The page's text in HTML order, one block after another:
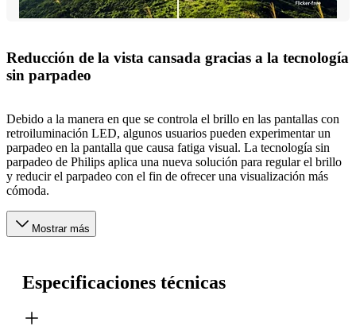
Reducción de la vista cansada gracias a la tecnología
sin parpadeo
Debido a la manera en que se controla el brillo en las pantallas con
retroiluminación LED, algunos usuarios pueden experimentar un
parpadeo en la pantalla que causa fatiga visual. La tecnología sin
parpadeo de Philips aplica una nueva solución para regular el brillo
y reducir el parpadeo con el fin de ofrecer una visualización más
cómoda.
Mostrar más
Especificaciones técnicas